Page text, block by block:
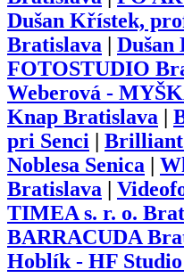
Dušan Křístek,
Bratislava
Dušan
FOTOSTUDIO
Weberová -
Knap Bratislava
pri Senci
Brilliant
Noblesa Senica
Bratislava
TIMEA s. r. o.
BARRACUDA
Hoblík - HF